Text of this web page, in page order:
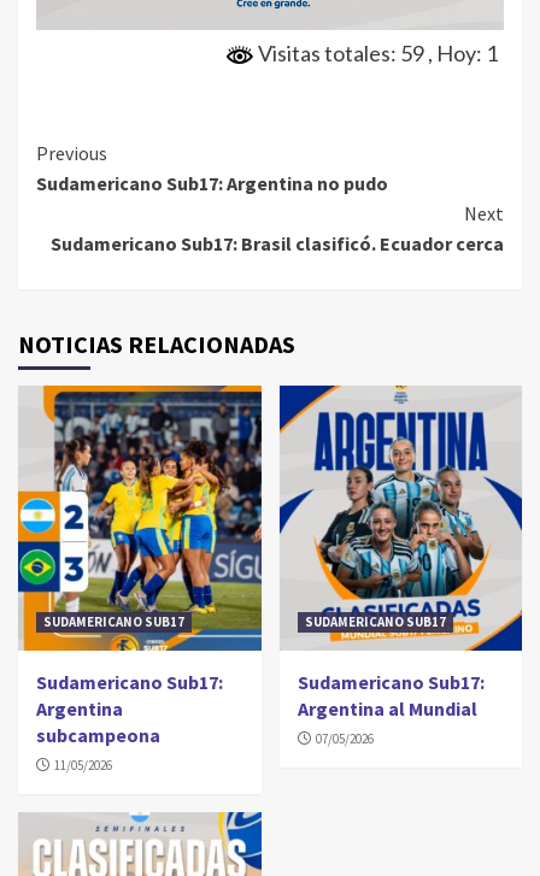
Visitas totales: 59, Hoy: 1
Continue
Reading
Previous
Sudamericano Sub17: Argentina no pudo
Next
Sudamericano Sub17: Brasil clasificó. Ecuador cerca
NOTICIAS RELACIONADAS
SUDAMERICANO SUB17
Sudamericano Sub17:
Argentina
subcampeona
11/05/2026
SUDAMERICANO SUB17
Sudamericano Sub17:
Argentina al Mundial
07/05/2026